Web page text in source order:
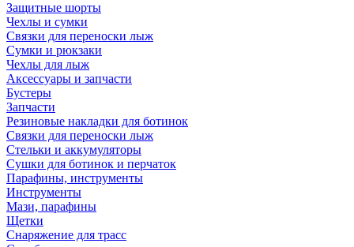
Защитные шорты
Чехлы и сумки
Связки для переноски лыж
Сумки и рюкзаки
Чехлы для лыж
Аксессуары и запчасти
Бустеры
Запчасти
Резиновые накладки для ботинок
Связки для переноски лыж
Стельки и аккумуляторы
Сушки для ботинок и перчаток
Парафины, инструменты
Инструменты
Мази, парафины
Щетки
Снаряжение для трасс